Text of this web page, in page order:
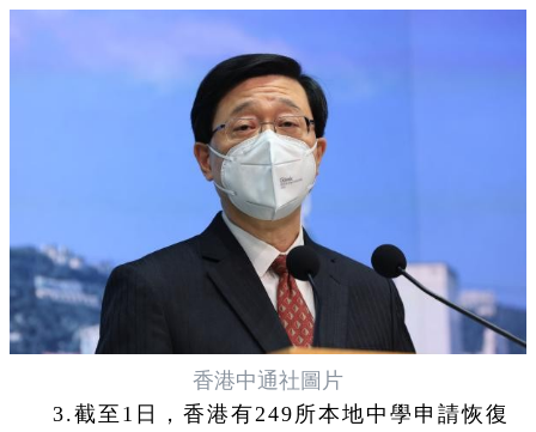
香港中通社圖片
3.截至1日，香港有249所本地中學申請恢復